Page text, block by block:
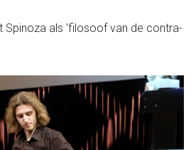
Spinoza als 'filosoof van de contra-